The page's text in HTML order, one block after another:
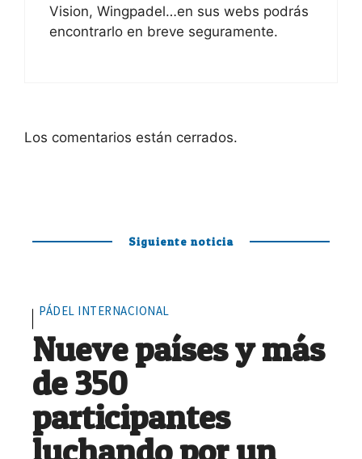
Vision, Wingpadel…en sus webs podrás
encontrarlo en breve seguramente.
Los comentarios están cerrados.
Siguiente noticia
PÁDEL INTERNACIONAL
Nueve países y más
de 350
participantes
luchando por un